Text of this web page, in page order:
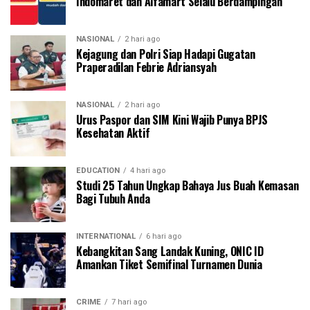
NASIONAL 2 hari ago
Kejagung dan Polri Siap Hadapi Gugatan
Praperadilan Febrie Adriansyah
NASIONAL 2 hari ago
Urus Paspor dan SIM Kini Wajib Punya BPJS
Kesehatan Aktif
EDUCATION 4 hari ago
Studi 25 Tahun Ungkap Bahaya Jus Buah Kemasan
Bagi Tubuh Anda
INTERNATIONAL 6 hari ago
Kebangkitan Sang Landak Kuning, ONIC ID
Amankan Tiket Semifinal Turnamen Dunia
CRIME 7 hari ago